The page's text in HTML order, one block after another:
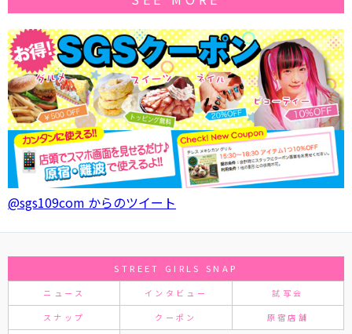
@sgs109com からのツイート
STREET GIRLS SNAP
ニュース インタビュー 試写会
スナップ クーポン 原宿店舗